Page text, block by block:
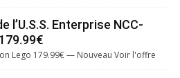
l’U.S.S. Enterprise NCC-
Lego 179.99€ — Nouveau Voir l'offre